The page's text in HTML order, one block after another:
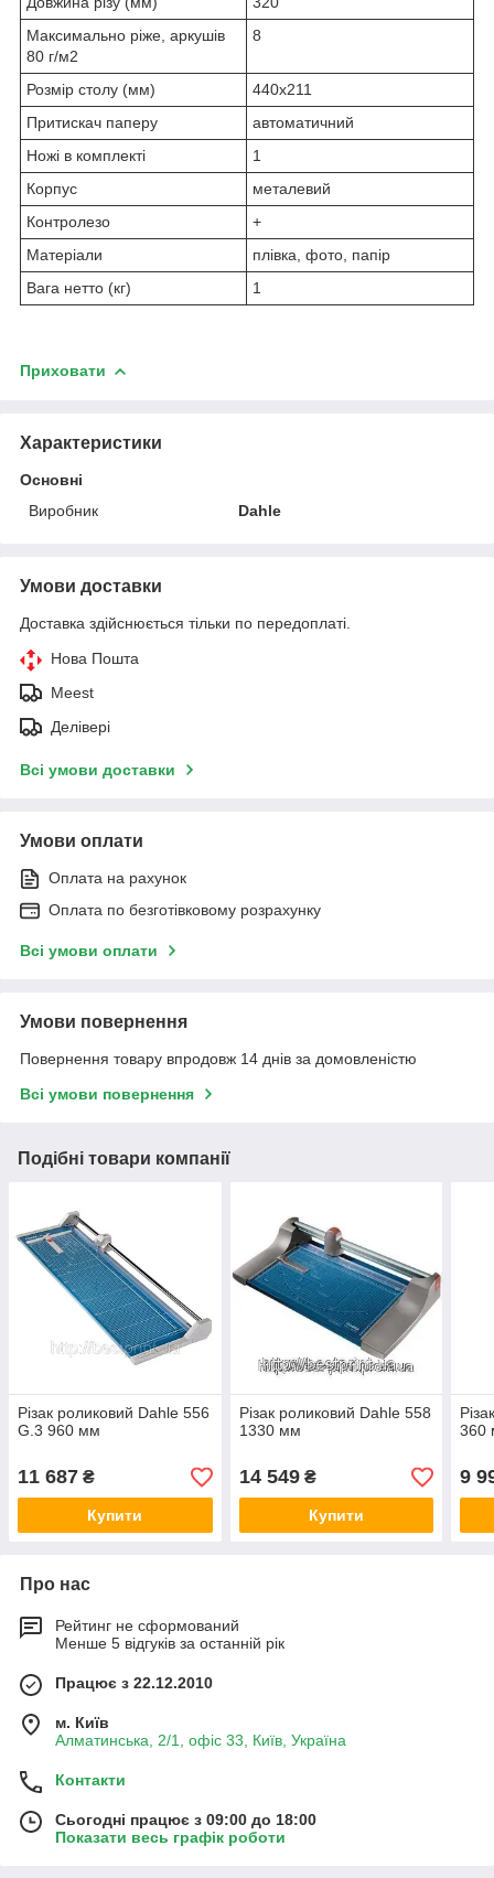
Максимально ріже, аркушів
80 г/м2
8
Розмір столу (мм)
440x211
Притискач паперу
автоматичний
Ножі в комплекті
1
Корпус
металевий
Контролезо
+
Матеріали
плівка, фото, папір
Вага нетто (кг)
1
Приховати
Характеристики
Основні
Виробник
Dahle
Умови доставки
Доставка здійснюється тільки по передоплаті.
Нова Пошта
Meest
Делівері
Всі умови доставки
Умови оплати
Оплата на рахунок
Оплата по безготівковому розрахунку
Всі умови оплати
Умови повернення
Повернення товару впродовж 14 днів за домовленістю
Всі умови повернення
Подібні товари компанії
Різак роликовий Dahle 556
G.3 960 мм
11 687 ₴
Купити
Різак роликовий Dahle 558
1330 мм
14 549₴
Купити
360
9
Про нас
Рейтинг не сформований
Менше 5 відгуків за останній рік
Працює з 22.12.2010
м. Київ
Алматинська, 2/1, офіс 33, Київ, Україна
Контакти
Сьогодні працює з 09:00 до 18:00
Показати весь графік роботи